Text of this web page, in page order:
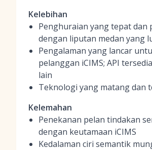
Kelebihan
Penghuraian yang tepat dan
dengan liputan medan yang
Pengalaman yang lancar
pelanggan iCIMS; API
lain
Teknologi yang matang dan
Kelemahan
Penekanan pelan tindakan
dengan keutamaan iCIMS
Kedalaman ciri semantik